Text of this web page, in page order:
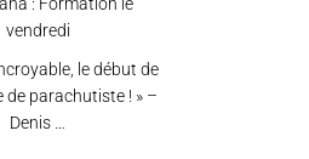
vendredi
Incroyable, le début de
de parachutiste ! » –
Denis …